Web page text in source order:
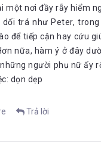
một nơi đầy rẫy hiểm
trá như Peter,
để tiếp cận hay cứu
nữa, hàm ý ở đây
người phụ nữ ấy
dọn dẹp
Trả lời